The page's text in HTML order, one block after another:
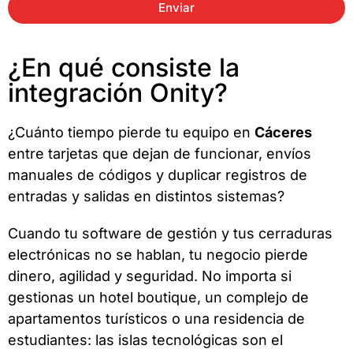
Enviar
¿En qué consiste la
integración Onity?
¿Cuánto tiempo pierde tu equipo en Cáceres
entre tarjetas que dejan de funcionar, envíos
manuales de códigos y duplicar registros de
entradas y salidas en distintos sistemas?
Cuando tu software de gestión y tus cerraduras
electrónicas no se hablan, tu negocio pierde
dinero, agilidad y seguridad. No importa si
gestionas un hotel boutique, un complejo de
apartamentos turísticos o una residencia de
estudiantes: las islas tecnológicas son el